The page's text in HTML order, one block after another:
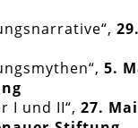
5.
I und II“, 27.